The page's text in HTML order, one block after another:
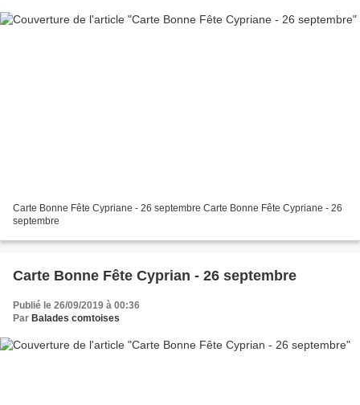
Carte Bonne Fête Cypriane - 26 septembre Carte Bonne Fête Cypriane - 26
septembre
Carte Bonne Fête Cyprian - 26 septembre
Publié le 26/09/2019 à 00:36
Par Balades comtoises